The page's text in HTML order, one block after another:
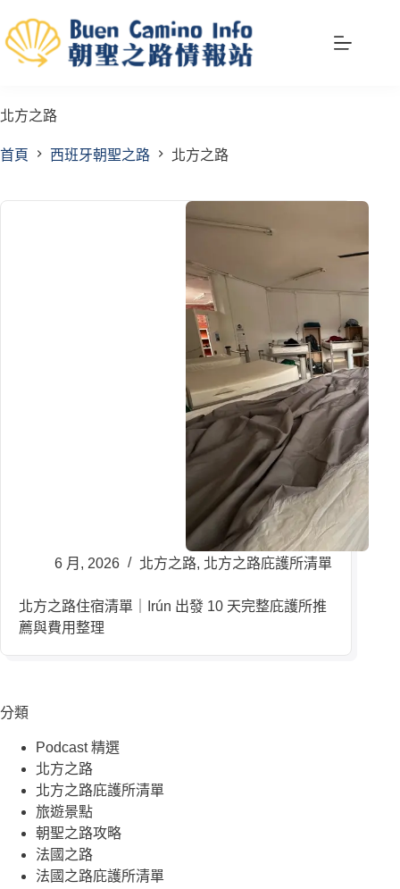
至
主
容
北方之路
首頁 西班牙朝聖之路 北方之路
6 月, 2026 北方之路, 北方之路庇護所清單
北方之路住宿清單｜Irún 出發 10 天完整庇護所推
薦與費用整理
分類
Podcast 精選
北方之路
北方之路庇護所清單
旅遊景點
朝聖之路攻略
法國之路
法國之路庇護所清單